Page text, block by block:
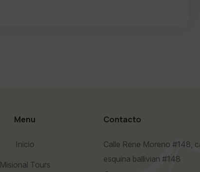
Menu
Inicio
Misional Tours
Contacto
Calle Rene Moreno #148,
esquina ballivian #148